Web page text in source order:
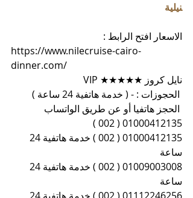
نيلية
الاسعار افتح الرابط :
https://www.nilecruise-cairo-
dinner.com/
نايل كروز ★★★★★ VIP
الحجوزات : - ( خدمة هاتفية 24 ساعة )
الحجز هاتفيا أو عن طريق الواتساب
01000412135 ( 002 )
ساعة
ساعة